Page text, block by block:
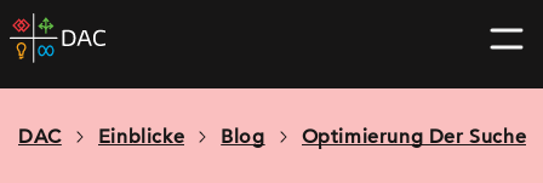
Skip
to
home
DAC Einblicke Blog Optimierung Der Suche